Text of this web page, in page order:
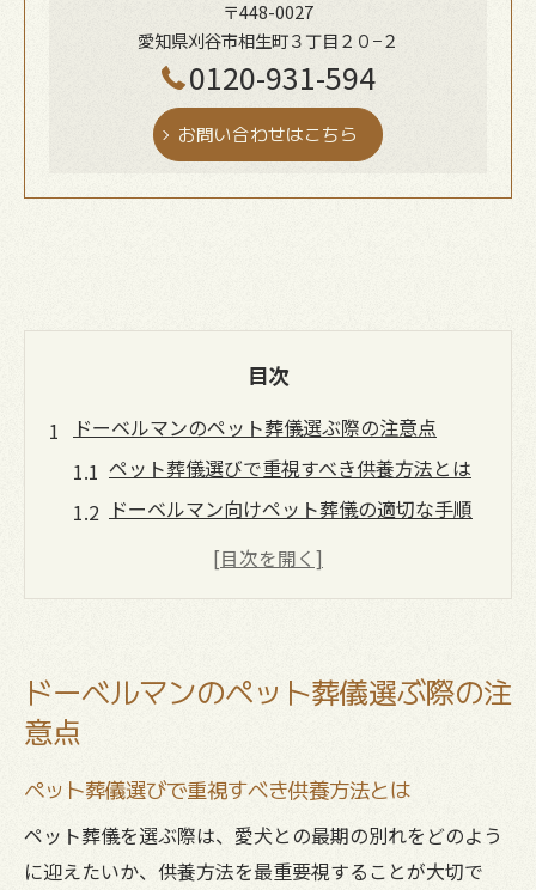
〒448-0027
愛知県刈谷市相生町３丁目２０−２
0120-931-594
お問い合わせはこちら
目次
ドーベルマンのペット葬儀選ぶ際の注意点
ペット葬儀選びで重視すべき供養方法とは
ドーベルマン向けペット葬儀の適切な手順
大型犬のペット葬儀で失敗しないポイント
愛知県で大型犬の火葬を考える前に
大型犬向けペット葬儀の事前相談の重要性
ペット葬儀で知るべき体重区分と費用目安
火葬施設選びで注意したいポイントまとめ
ドーベルマンのペット葬儀選ぶ際の注
意点
ペット葬儀選びで重視すべき供養方法とは
ペット葬儀を選ぶ際は、愛犬との最期の別れをどのよう
に迎えたいか、供養方法を最重要視することが大切で